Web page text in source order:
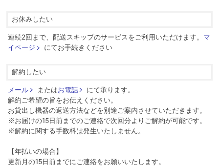
お休みしたい
連続2回まで、配送スキップのサービスをご利用いただけます。 マ
イページ
にてお手続きください
解約したい
メール またはお電話
にて承ります。
解約ご希望の旨をお伝えください。
お貸出し機器の返送方法などを別途ご案内させていただきます。
※お届けの15日前までのご連絡で次回分よりご解約が可能です。
※解約に関する手数料は発生いたしません。
【年払いの場合】
更新月の15日前までにご連絡をお願いいたします。